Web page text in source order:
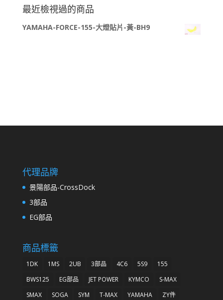
關
鍵
字:
最近檢視過的商品
YAMAHA-FORCE-155-大燈貼片-黃-BH9
代理品牌
景陽部品-CrossDock
3部品
EG部品
商品標籤
1DK 1MS 2UB 3部品 4C6 5S9
155
BWS125
EG部品 JET POWER KYMCO
S-MAX
SMAX
SOGA SYM T-MAX YAMAHA
ZY件